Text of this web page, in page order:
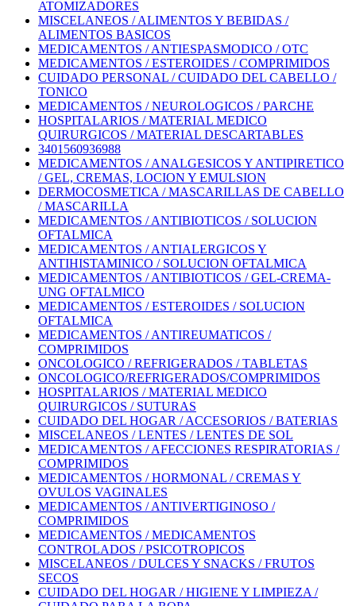
ATOMIZADORES
MISCELANEOS / ALIMENTOS Y BEBIDAS /
ALIMENTOS BASICOS
MEDICAMENTOS / ANTIESPASMODICO / OTC
MEDICAMENTOS / ESTEROIDES / COMPRIMIDOS
CUIDADO PERSONAL / CUIDADO DEL CABELLO /
TONICO
MEDICAMENTOS / NEUROLOGICOS / PARCHE
HOSPITALARIOS / MATERIAL MEDICO
QUIRURGICOS / MATERIAL DESCARTABLES
3401560936988
MEDICAMENTOS / ANALGESICOS Y ANTIPIRETICO
/ GEL, CREMAS, LOCION Y EMULSION
DERMOCOSMETICA / MASCARILLAS DE CABELLO
/ MASCARILLA
MEDICAMENTOS / ANTIBIOTICOS / SOLUCION
OFTALMICA
MEDICAMENTOS / ANTIALERGICOS Y
ANTIHISTAMINICO / SOLUCION OFTALMICA
MEDICAMENTOS / ANTIBIOTICOS / GEL-CREMA-
UNG OFTALMICO
MEDICAMENTOS / ESTEROIDES / SOLUCION
OFTALMICA
MEDICAMENTOS / ANTIREUMATICOS /
COMPRIMIDOS
ONCOLOGICO / REFRIGERADOS / TABLETAS
ONCOLOGICO/REFRIGERADOS/COMPRIMIDOS
HOSPITALARIOS / MATERIAL MEDICO
QUIRURGICOS / SUTURAS
CUIDADO DEL HOGAR / ACCESORIOS / BATERIAS
MISCELANEOS / LENTES / LENTES DE SOL
MEDICAMENTOS / AFECCIONES RESPIRATORIAS /
COMPRIMIDOS
MEDICAMENTOS / HORMONAL / CREMAS Y
OVULOS VAGINALES
MEDICAMENTOS / ANTIVERTIGINOSO /
COMPRIMIDOS
MEDICAMENTOS / MEDICAMENTOS
CONTROLADOS / PSICOTROPICOS
MISCELANEOS / DULCES Y SNACKS / FRUTOS
SECOS
CUIDADO DEL HOGAR / HIGIENE Y LIMPIEZA /